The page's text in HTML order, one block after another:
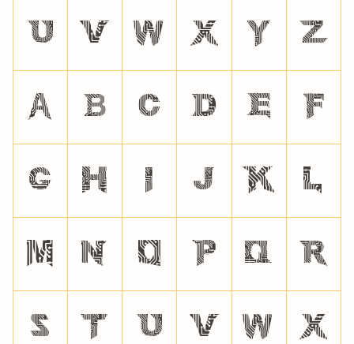
U V W X Y Z
a b c d e f
g h i j k l
m n o p q r
s t u v w x